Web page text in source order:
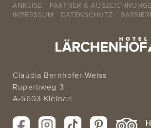
ANREISE
PARTNER &
IMPRESSUM
DATENSCHUTZ
Claudia Bernhofer-Weiss
Rupertiweg 3
A-5603 Kleinarl